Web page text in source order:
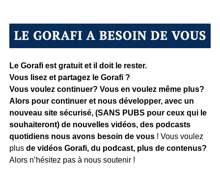
Le Gorafi est gratuit et il doit le rester.
Vous lisez et partagez le Gorafi ?
Vous voulez continuer? Vous en voulez même plus?
Alors pour continuer et nous développer, avec un
nouveau site sécurisé, (SANS PUBS pour ceux qui le
souhaiteront) de nouvelles vidéos, des podcasts
quotidiens nous avons besoin de vous ! Vous voulez
plus de vidéos Gorafi, du podcast, plus de contenus?
Alors n’hésitez pas à nous soutenir !